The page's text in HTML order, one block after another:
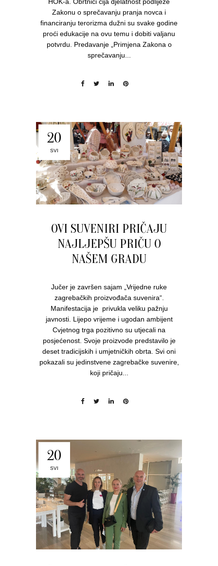
Zakonu o sprečavanju pranja novca i
financiranju terorizma dužni su svake godine
proći edukacije na ovu temu i dobiti valjanu
potvrdu. Predavanje „Primjena Zakona o
sprečavanju...
20
SVI
OVI SUVENIRI PRIČAJU
NAJLJEPŠU PRIČU O
NAŠEM GRADU
Jučer je završen sajam „Vrijedne ruke
zagrebačkih proizvođača suvenira“.
Manifestacija je privukla veliku pažnju
javnosti. Lijepo vrijeme i ugodan ambijent
Cvjetnog trga pozitivno su utjecali na
posjećenost. Svoje proizvode predstavilo je
deset tradicijskih i umjetničkih obrta. Svi oni
pokazali su jedinstvene zagrebačke suvenire,
koji pričaju...
20
SVI